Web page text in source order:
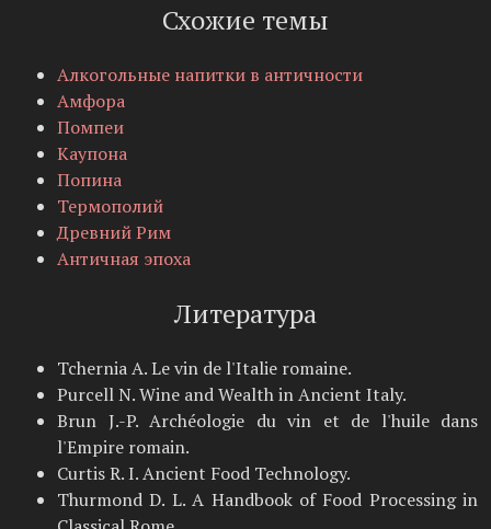
Схожие темы
Алкогольные напитки в античности
Амфора
Помпеи
Каупона
Попина
Термополий
Древний Рим
Античная эпоха
Литература
Tchernia A. Le vin de l'Italie romaine.
Purcell N. Wine and Wealth in Ancient Italy.
Brun J.-P. Archéologie du vin et de l'huile dans
l'Empire romain.
Curtis R. I. Ancient Food Technology.
Thurmond D. L. A Handbook of Food Processing in